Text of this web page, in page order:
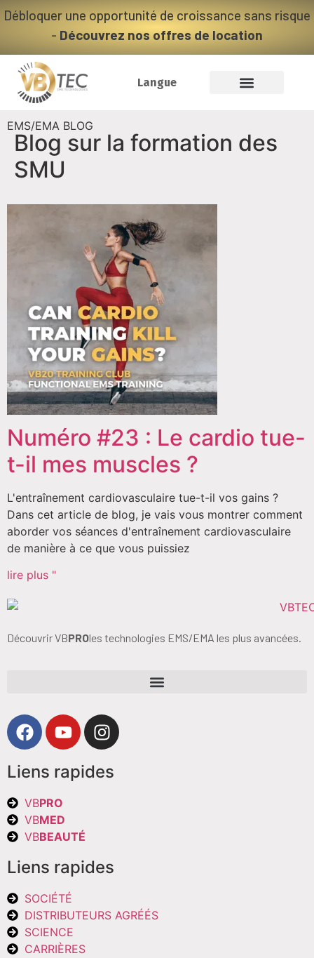
Débloquer une opportunité de croissance sans risque
- Découvrez nos offres de location
Langue
Blog sur la formation des
SMU
Numéro #23 : Le cardio tue-
t-il mes muscles ?
L'entraînement cardiovasculaire tue-t-il vos gains ?
Dans cet article de blog, je vais vous montrer comment
aborder vos séances d'entraînement cardiovasculaire
de manière à ce que vous puissiez
lire plus "
Découvrir VBPROles technologies EMS/EMA les plus avancées.
Liens rapides
VBPRO
VBMED
VBBEAUTÉ
Liens rapides
SOCIÉTÉ
DISTRIBUTEURS AGRÉÉS
SCIENCE
CARRIÈRES